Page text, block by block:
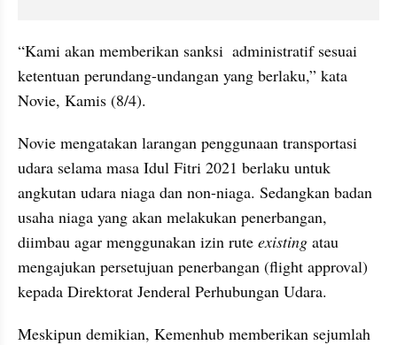
“Kami akan memberikan sanksi  administratif sesuai
ketentuan perundang-undangan yang berlaku,” kata
Novie, Kamis (8/4).
Novie mengatakan larangan penggunaan transportasi
udara selama masa Idul Fitri 2021 berlaku untuk
angkutan udara niaga dan non-niaga. Sedangkan badan
usaha niaga yang akan melakukan penerbangan,
diimbau agar menggunakan izin rute existing atau
mengajukan persetujuan penerbangan (flight approval)
kepada Direktorat Jenderal Perhubungan Udara.
Meskipun demikian, Kemenhub memberikan sejumlah